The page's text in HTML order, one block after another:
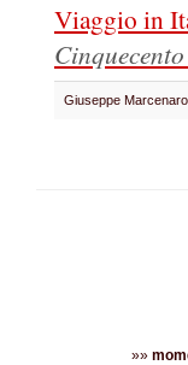
Viaggio in
Giuseppe
»»